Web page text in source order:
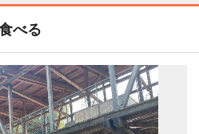
べる